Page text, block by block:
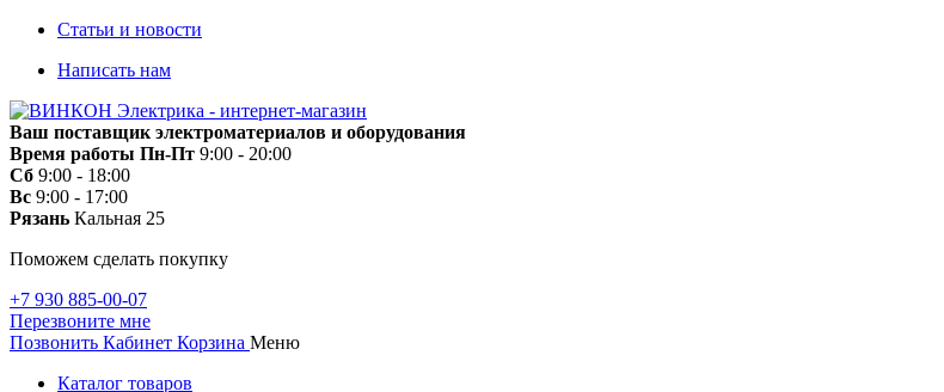
Статьи и новости
Написать нам
Ваш поставщик электроматериалов и оборудования
Время работы Пн-Пт 9:00 - 20:00
Сб 9:00 - 18:00
Вс 9:00 - 17:00
Рязань Кальная 25
Поможем сделать покупку
+7 930 885-00-07
Перезвоните мне
Позвонить Кабинет Корзина Меню
Каталог товаров